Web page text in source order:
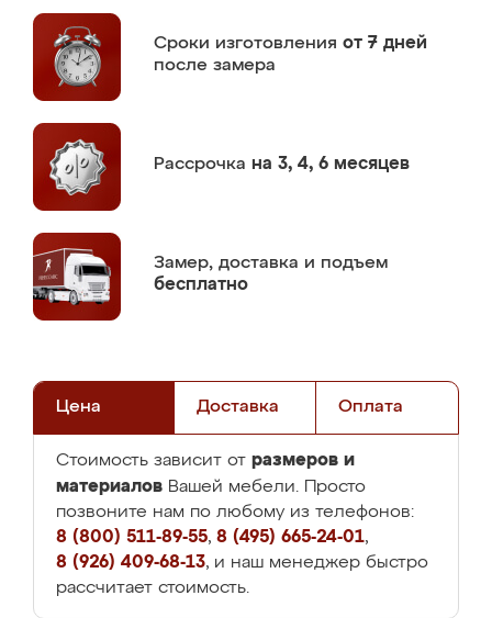
Сроки изготовления от 7 дней
после замера
Рассрочка на 3, 4, 6 месяцев
Замер, доставка и подъем
бесплатно
Цена Доставка Оплата
Стоимость зависит от размеров и
материалов Вашей мебели. Просто
позвоните нам по любому из телефонов:
8 (800) 511-89-55, 8 (495) 665-24-01,
8 (926) 409-68-13, и наш менеджер быстро
рассчитает стоимость.